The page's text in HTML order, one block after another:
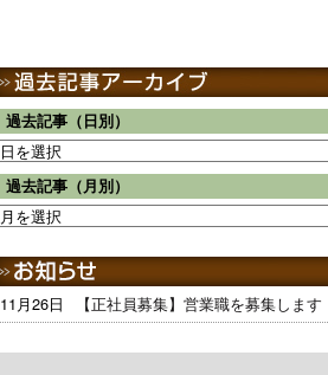
過去記事（日別）
過去記事（月別）
11月26日 【正社員募集】営業職を募集します